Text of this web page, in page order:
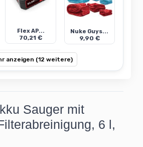
Flex AP...
70,21 €
Nuke Guys...
9,90 €
anzeigen (12 weitere)
Sauger mit
6 l,